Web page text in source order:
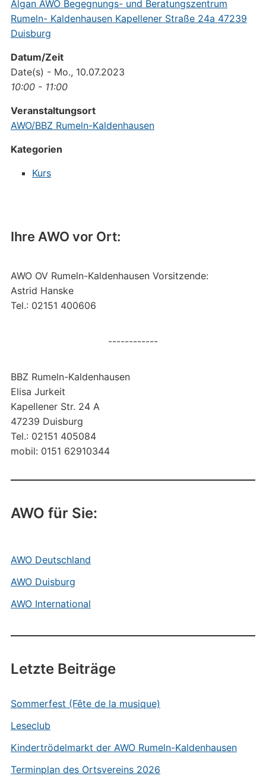
Ihre AWO vor Ort:
AWO OV Rumeln-Kaldenhausen Vorsitzende:
Astrid Hanske
Tel.: 02151 400606
------------
BBZ Rumeln-Kaldenhausen
Elisa Jurkeit
Kapellener Str. 24 A
47239 Duisburg
Tel.: 02151 405084
mobil: 0151 62910344
AWO für Sie:
AWO Deutschland
AWO Duisburg
AWO International
Letzte Beiträge
Sommerfest (Fête de la musique)
Leseclub
Kindertrödelmarkt der AWO Rumeln-Kaldenhausen
Terminplan des Ortsvereins 2026
Datum/Zeit
Date(s) - Mo., 10.07.2023
10:00 - 11:00
Veranstaltungsort
AWO/BBZ Rumeln-Kaldenhausen
Kategorien
Kurs